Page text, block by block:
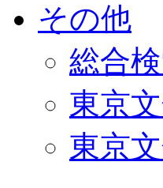
その他
総合
東京
東京